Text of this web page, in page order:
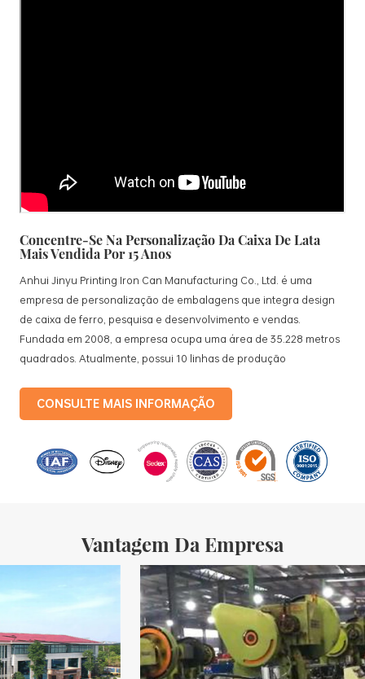
Concentre-Se Na Personalização Da Caixa De Lata
Mais Vendida Por 15 Anos
Anhui Jinyu Printing Iron Can Manufacturing Co., Ltd. é uma
empresa de personalização de embalagens que integra design
de caixa de ferro, pesquisa e desenvolvimento e vendas.
Fundada em 2008, a empresa ocupa uma área de 35.228 metros
quadrados. Atualmente, possui 10 linhas de produção
com uma produção mensal de 3,5 milhões de caixas de ferro. Os
produtos da empresa incluem: caixas de lata de comida, caixas
promocionais para presentes e bandejas de folha-de-flandres,
etc. linhas de produção padronizadas e 15 linhas de produção
CONSULTE MAIS INFORMAÇÃO
Vantagem Da Empresa